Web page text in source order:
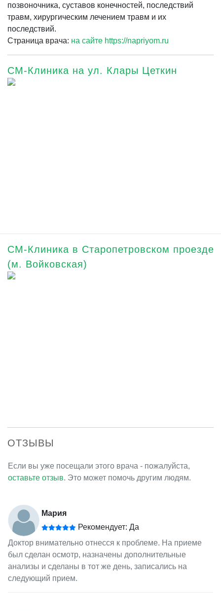
позвоночника, суставов конечностей, последствий
травм, хирургическим лечением травм и их
последствий.
Страница врача: на сайте https://napriyom.ru
СМ-Клиника на ул. Клары Цеткин
СМ-Клиника в Старопетровском проезде
(м. Войковская)
ОТЗЫВЫ
Если вы уже посещали этого врача - пожалуйста,
оставьте отзыв. Это может помочь другим людям.
Мария
Рекомендует: Да
Доктор внимательно отнесся к проблеме. На приеме
был сделан осмотр, назначены дополнительные
анализы и сделаны в тот же день, записались на
следующий прием.